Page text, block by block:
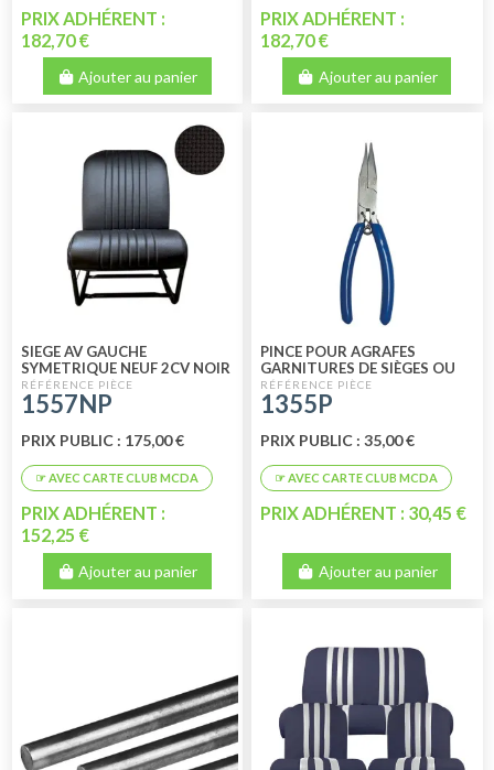
PRIX ADHÉRENT :
182,70 €
Ajouter au panier
PRIX ADHÉRENT :
182,70 €
Ajouter au panier
SIEGE AV GAUCHE
SYMETRIQUE NEUF 2CV NOIR
SKAI PERFORE
1557NP
PRIX PUBLIC : 175,00 €
PRIX ADHÉRENT :
152,25 €
Ajouter au panier
PINCE POUR AGRAFES
GARNITURES DE SIÈGES OU
BANQUETTES
1355P
PRIX PUBLIC : 35,00 €
PRIX ADHÉRENT : 30,45 €
Ajouter au panier